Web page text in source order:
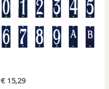
€ 15,29